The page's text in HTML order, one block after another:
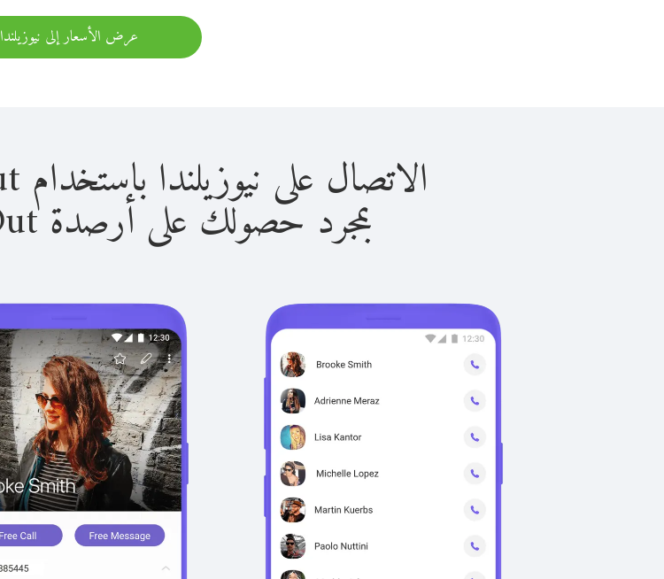
عرض الأسعار إلى نيوزيلندا
الاتصال على نيوزيلندا باستخدام Viber Out سهل للغاية.
بمجرد حصولك على أرصدة Viber Out، يمكنك: